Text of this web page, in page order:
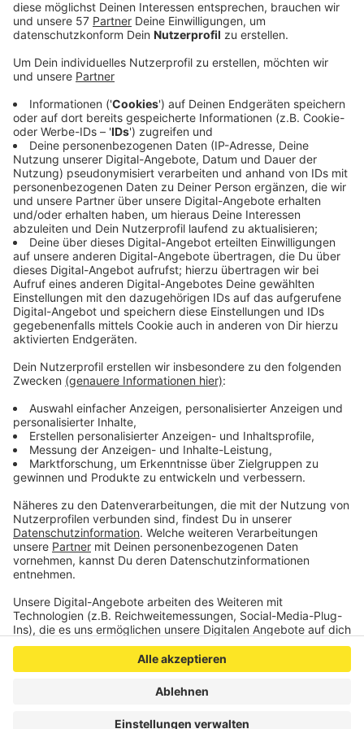
Das Musikfestival " Sounds for Climate" soll jetzt
doch im Aachener Tuchwerk in der Soers stattfinden.
Laut der Organisatoren gibt es jetzt eine Spende des
Solarenergie-Fördervereins Deutschland mit der das
Schallgutachten bezahlt werden kann, das die
Aachener Stadtverwaltung dafür voraussetzt.
Am 2. September soll es beim Klimafestival neben
Musik auch klimapolitische Workshops oder veganes
Essen geben. Die konkrete Planung zum Line-up werde
jetzt mit Hochdruck in Angriff genommen, heißt es von
den Organisatoren.
Die Veranstalter betonen, dass sie sich als Mitglieder
der freien Kulturszene und als weniger finanzstarker
Veranstalter nach wie vor gegen eine rigide
Genehmigungspolitik in Aachen engagieren.
©Sounds For Climate
Das Logo des Festivals
Anzeige
Anzeige